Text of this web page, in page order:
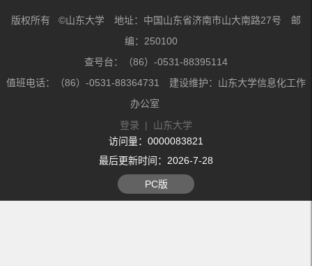
版权所有 ©山东大学 地址：中国山东省济南市山大南路27号 邮
编：250100
查号台：（86）-0531-88395114
值班电话：（86）-0531-88364731 建设维护：山东大学信息化工作
办公室
登录 | 山东大学
访问量： 0000083821
最后更新时间： 2026-7-28
PC版